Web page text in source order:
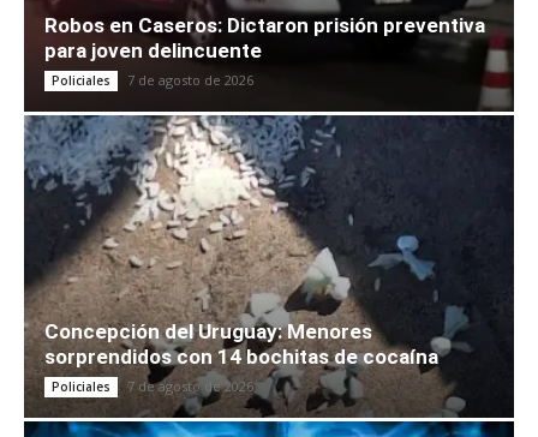
Robos en Caseros: Dictaron prisión preventiva
para joven delincuente
Policiales 7 de agosto de 2026
Concepción del Uruguay: Menores
sorprendidos con 14 bochitas de cocaína
Policiales 7 de agosto de 2026